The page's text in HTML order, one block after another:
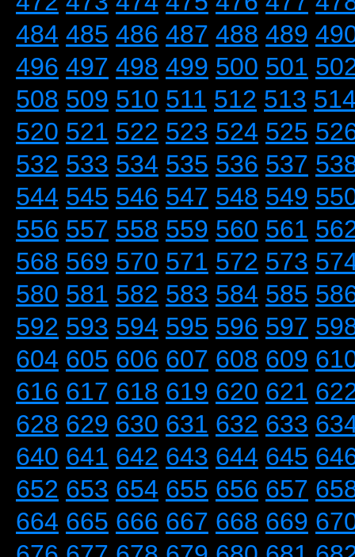
484 485 486 487 488 489
496 497 498 499 500 501
508 509 510 511 512 513
520 521 522 523 524 525
532 533 534 535 536 537
544 545 546 547 548 549
556 557 558 559 560 561
568 569 570 571 572 573
580 581 582 583 584 585
592 593 594 595 596 597
604 605 606 607 608 609
616 617 618 619 620 621
628 629 630 631 632 633
640 641 642 643 644 645
652 653 654 655 656 657
664 665 666 667 668 669